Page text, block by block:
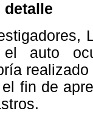
detalle
auto
fin de